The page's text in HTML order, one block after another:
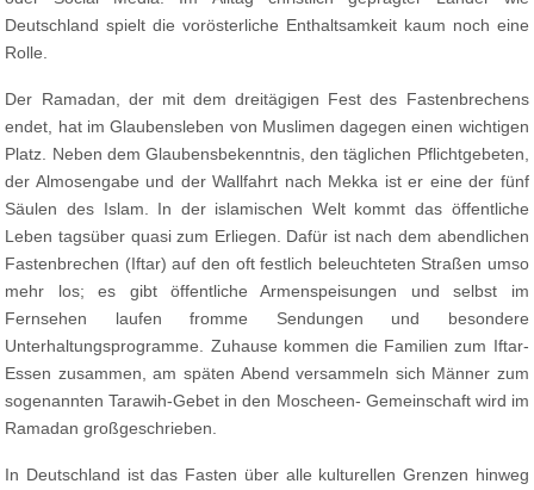
Deutschland spielt die vorösterliche Enthaltsamkeit kaum noch eine
Rolle.
Der Ramadan, der mit dem dreitägigen Fest des Fastenbrechens
endet, hat im Glaubensleben von Muslimen dagegen einen wichtigen
Platz. Neben dem Glaubensbekenntnis, den täglichen Pflichtgebeten,
der Almosengabe und der Wallfahrt nach Mekka ist er eine der fünf
Säulen des Islam. In der islamischen Welt kommt das öffentliche
Leben tagsüber quasi zum Erliegen. Dafür ist nach dem abendlichen
Fastenbrechen (Iftar) auf den oft festlich beleuchteten Straßen umso
mehr los; es gibt öffentliche Armenspeisungen und selbst im
Fernsehen laufen fromme Sendungen und besondere
Unterhaltungsprogramme. Zuhause kommen die Familien zum Iftar-
Essen zusammen, am späten Abend versammeln sich Männer zum
sogenannten Tarawih-Gebet in den Moscheen- Gemeinschaft wird im
Ramadan großgeschrieben.
In Deutschland ist das Fasten über alle kulturellen Grenzen hinweg